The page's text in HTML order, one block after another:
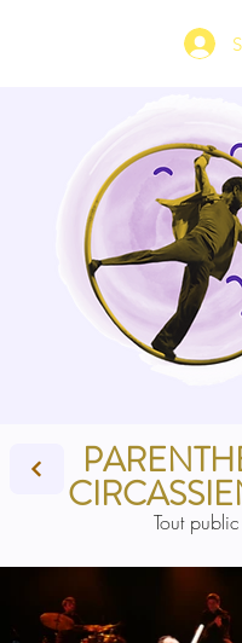
Tout public